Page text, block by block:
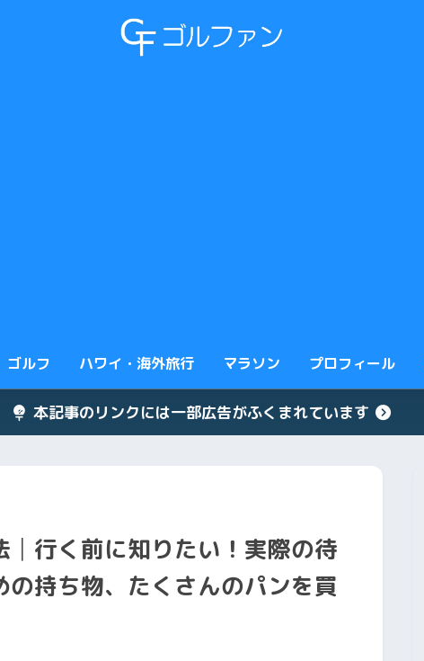
ゴルフ ハワイ・海外旅行 マラソン プロフィール
本記事のリンクには一部広告がふくまれています
│行く前に知りたい！実際の待
持ち物、たくさんのパンを買